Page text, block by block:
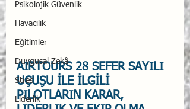
Psikolojik Güvenlik
Havacılık
Eğitimler
Duygusal Zekâ
Stres
Liderlik
AIRTOURS 28 SEFER SAYILI
UÇUŞU İLE İLGİLİ
PILOTLARIN KARAR,